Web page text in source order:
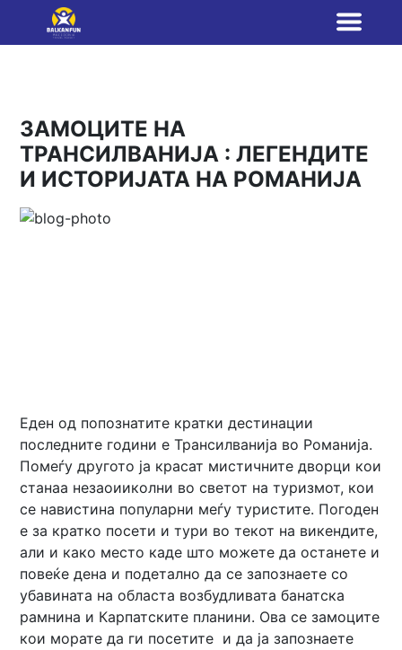
ЗАМОЦИТЕ НА
ТРАНСИЛВАНИЈА : ЛЕГЕНДИТЕ
И ИСТОРИЈАТА НА РОМАНИЈА
Еден од попознатите кратки дестинации
последните години е Трансилванија во Романија.
Помеѓу другото ја красат мистичните дворци кои
станаа незаоииколни во светот на туризмот, кои
се навистина популарни меѓу туристите. Погоден
е за кратко посети и тури во текот на викендите,
али и како место каде што можете да останете и
повеќе дена и подетално да се запознаете со
убавината на областа возбудливата банатска
рамнина и Карпатските планини. Ова се замоците
кои морате да ги посетите и да ја запознаете